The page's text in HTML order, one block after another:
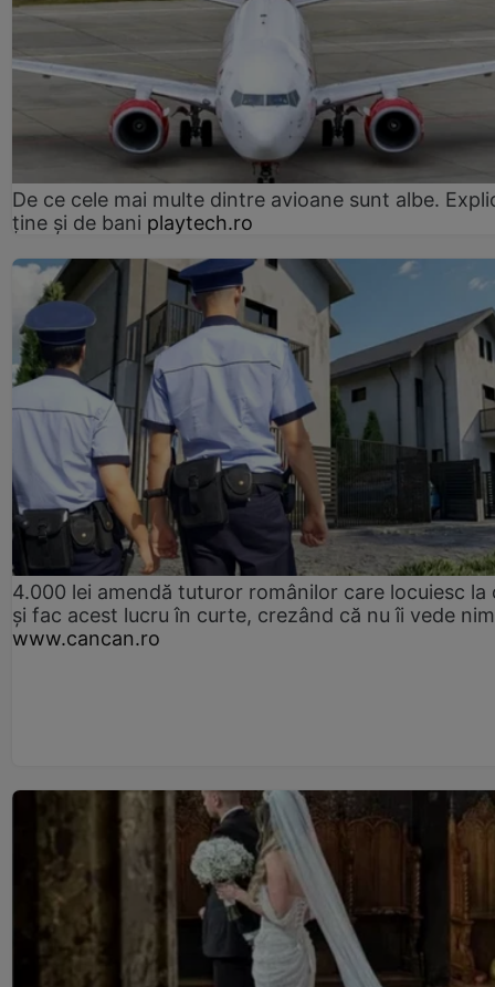
De ce cele mai multe dintre avioane sunt albe.
ține și de bani playtech.ro
4.000 lei amendă tuturor românilor care locuiesc la
și fac acest lucru în curte, crezând că nu îi vede
www.cancan.ro